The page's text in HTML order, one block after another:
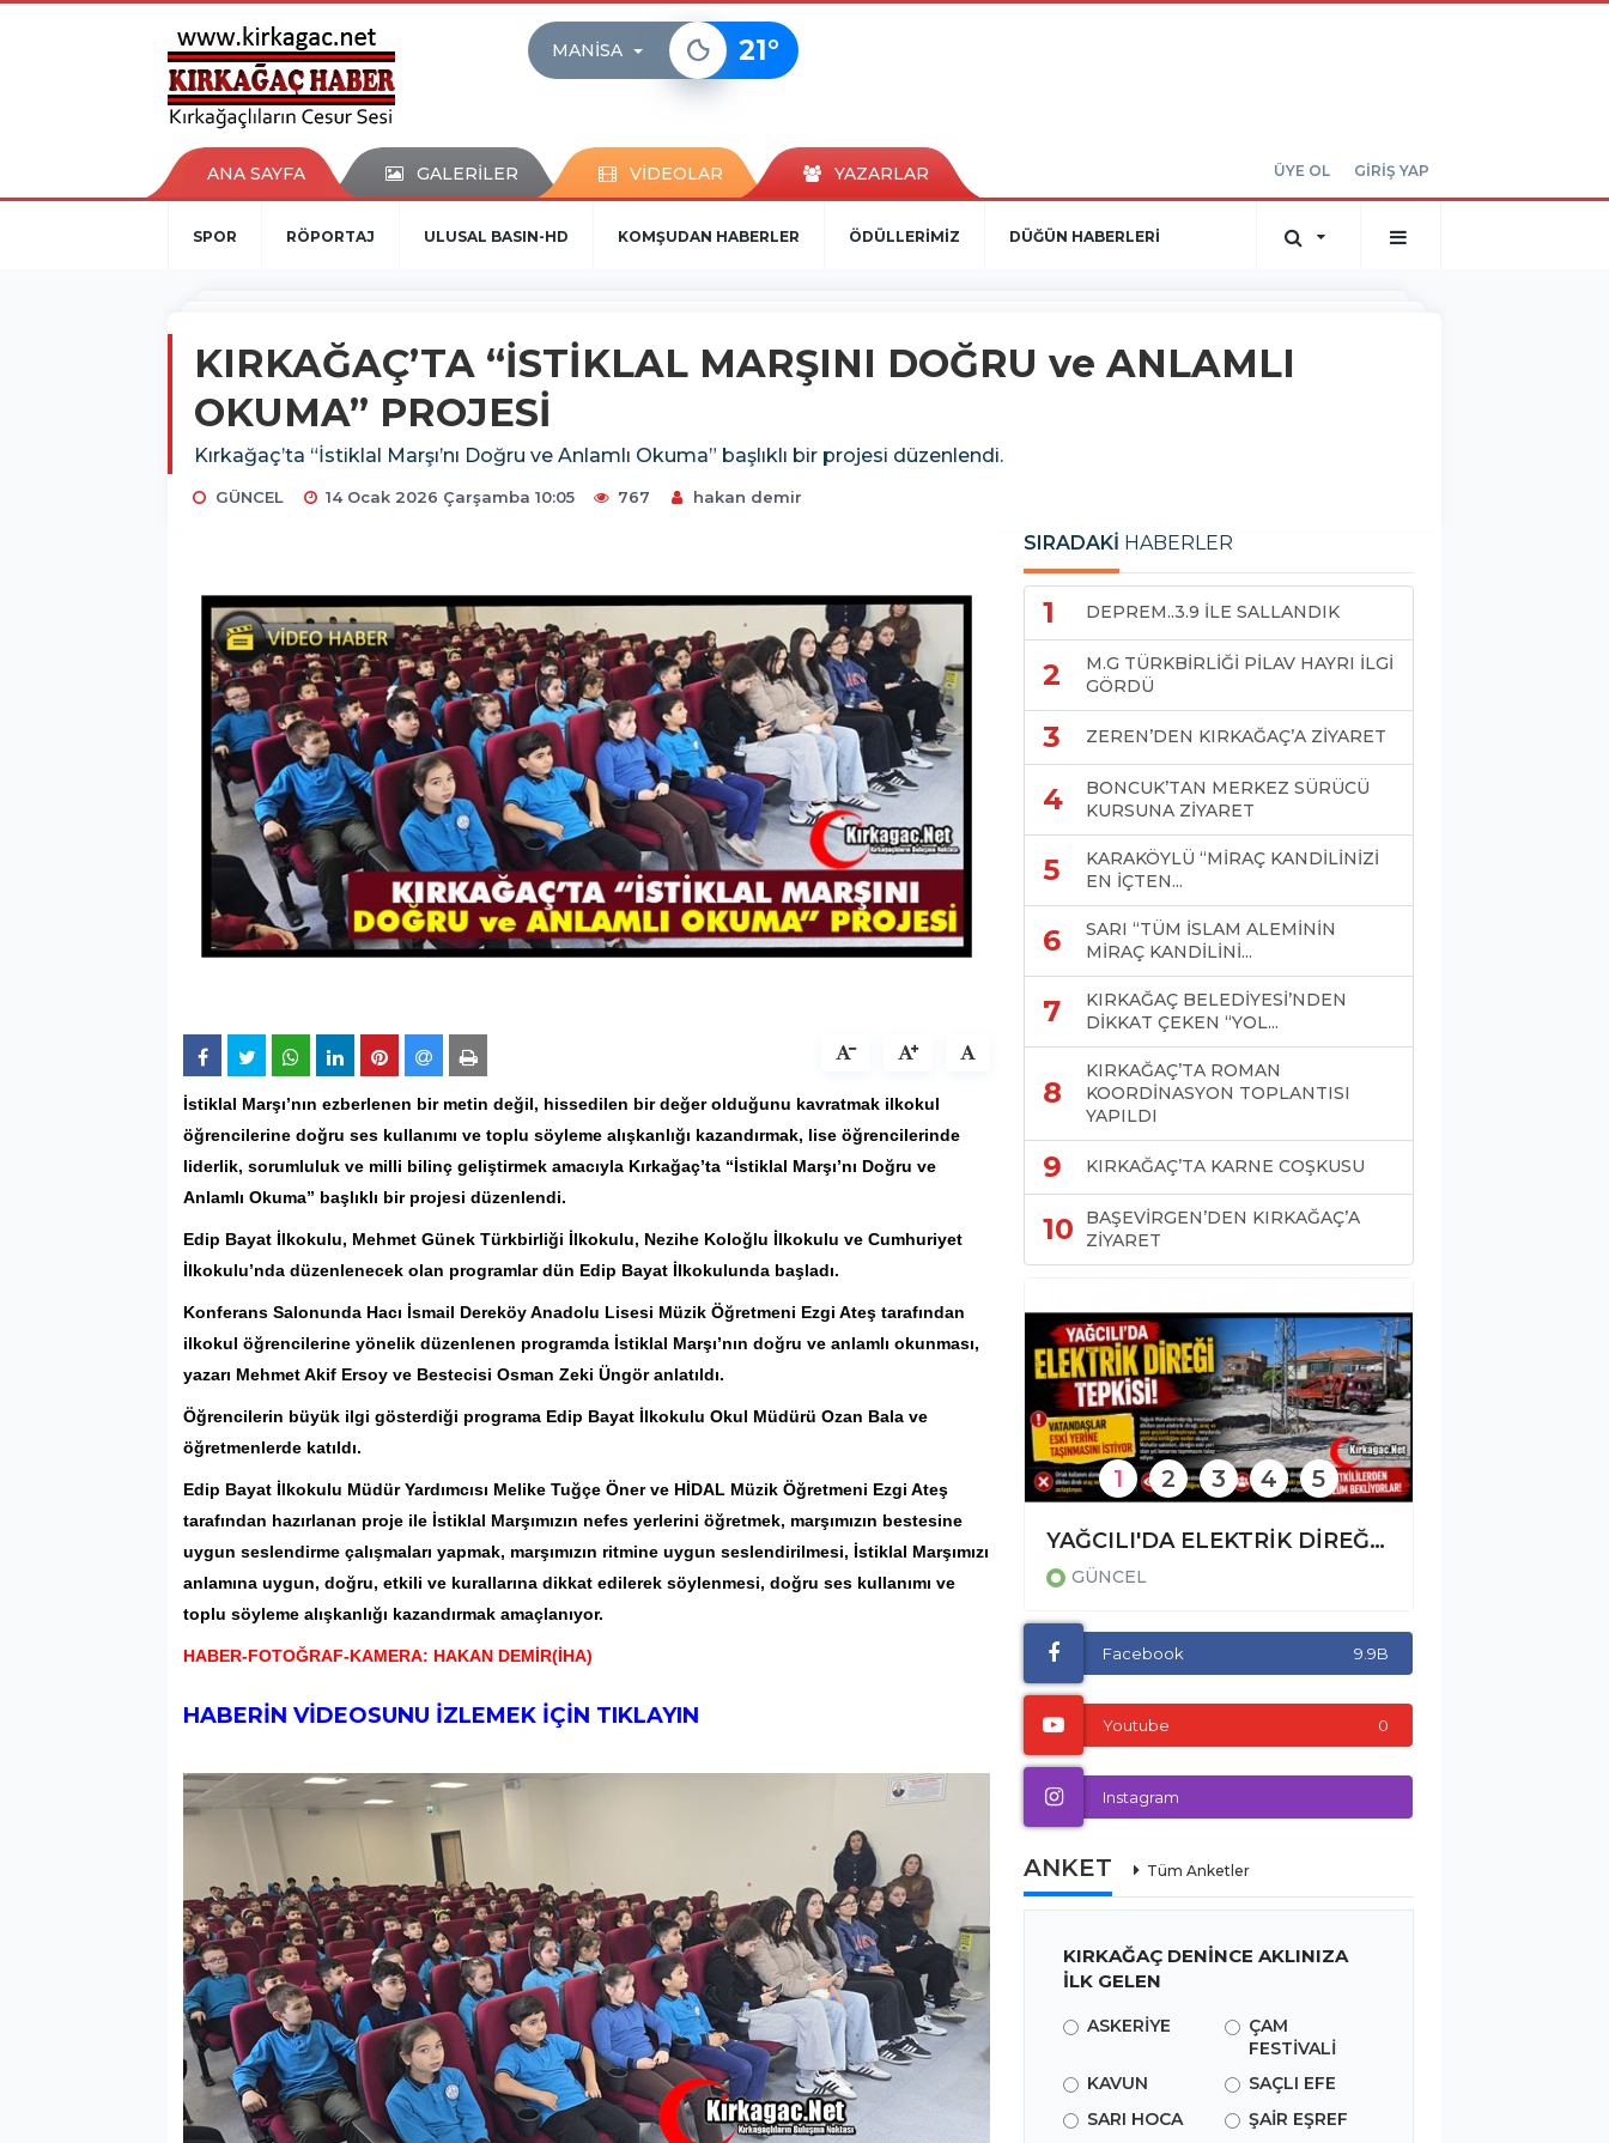
MANISA 21°
ANA SAYFA GALERİLER VİDEOLAR YAZARLAR ÜYE OL GİRİŞ YAP
SPOR RÖPORTAJ ULUSAL BASIN-HD KOMŞUDAN HABERLER ÖDÜLLERİMİZ DÜĞÜN HABERLERİ
KIRKAĞAÇ’TA “İSTİKLAL MARŞINI DOĞRU ve ANLAMLI
OKUMA” PROJESİ
Kırkağaç’ta “İstiklal Marşı’nı Doğru ve Anlamlı Okuma” başlıklı bir projesi düzenlendi.
GÜNCEL 14 Ocak 2026 Çarşamba 10:05 767 hakan demir
İstiklal Marşı’nın ezberlenen bir metin değil, hissedilen bir değer olduğunu kavratmak ilkokul
öğrencilerine doğru ses kullanımı ve toplu söyleme alışkanlığı kazandırmak, lise öğrencilerinde
liderlik, sorumluluk ve milli bilinç geliştirmek amacıyla Kırkağaç’ta “İstiklal Marşı’nı Doğru ve
Anlamlı Okuma” başlıklı bir projesi düzenlendi.
Edip Bayat İlkokulu, Mehmet Günek Türkbirliği İlkokulu, Nezihe Koloğlu İlkokulu ve Cumhuriyet
İlkokulu’nda düzenlenecek olan programlar dün Edip Bayat İlkokulunda başladı.
Konferans Salonunda Hacı İsmail Dereköy Anadolu Lisesi Müzik Öğretmeni Ezgi Ateş tarafından
ilkokul öğrencilerine yönelik düzenlenen programda İstiklal Marşı’nın doğru ve anlamlı okunması,
yazarı Mehmet Akif Ersoy ve Bestecisi Osman Zeki Üngör anlatıldı.
Öğrencilerin büyük ilgi gösterdiği programa Edip Bayat İlkokulu Okul Müdürü Ozan Bala ve
öğretmenlerde katıldı.
Edip Bayat İlkokulu Müdür Yardımcısı Melike Tuğçe Öner ve HİDAL Müzik Öğretmeni Ezgi Ateş
tarafından hazırlanan proje ile İstiklal Marşımızın nefes yerlerini öğretmek, marşımızın bestesine
uygun seslendirme çalışmaları yapmak, marşımızın ritmine uygun seslendirilmesi, İstiklal Marşımızı
anlamına uygun, doğru, etkili ve kurallarına dikkat edilerek söylenmesi, doğru ses kullanımı ve
toplu söyleme alışkanlığı kazandırmak amaçlanıyor.
HABER-FOTOĞRAF-KAMERA: HAKAN DEMİR(İHA)
HABERİN VİDEOSUNU İZLEMEK İÇİN TIKLAYIN
SIRADAKİ HABERLER
1 DEPREM..3.9 İLE SALLANDIK
2
M.G TÜRKBİRLİĞİ PİLAV HAYRI İLGİ
GÖRDÜ
3 ZEREN’DEN KIRKAĞAÇ’A ZİYARET
4
BONCUK’TAN MERKEZ SÜRÜCÜ
KURSUNA ZİYARET
5
KARAKÖYLÜ “MİRAÇ KANDİLİNİZİ
EN İÇTEN...
6
SARI “TÜM İSLAM ALEMİNİN
MİRAÇ KANDİLİNİ...
7
KIRKAĞAÇ BELEDİYESİ’NDEN
DİKKAT ÇEKEN “YOL...
8
KIRKAĞAÇ’TA ROMAN
KOORDİNASYON TOPLANTISI
YAPILDI
9 KIRKAĞAÇ’TA KARNE COŞKUSU
10
BAŞEVİRGEN’DEN KIRKAĞAÇ’A
ZİYARET
GÜNCEL
YAĞCILI'DA ELEKTRİK DİREĞİ TEPKİSİ
GÜNCEL
1 2 3 4 5
Facebook 9.9B
Youtube 0
Instagram
ANKET Tüm Anketler
KIRKAĞAÇ DENİNCE AKLINIZA
İLK GELEN
ASKERİYE
ÇAM
FESTİVALİ
KAVUN
SAÇLI EFE
SARI HOCA
ŞAİR EŞREF